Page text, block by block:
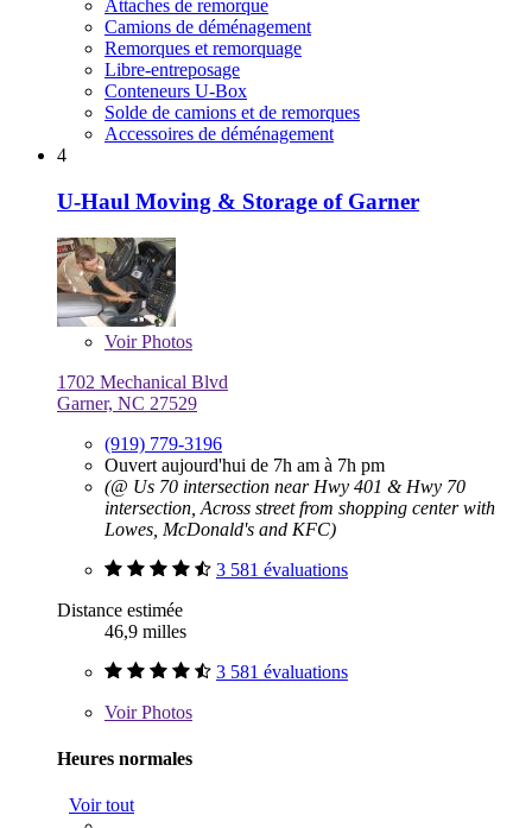
Attaches de remorque
Camions de déménagement
Remorques et remorquage
Libre-entreposage
Conteneurs U-Box
Solde de camions et de remorques
Accessoires de déménagement
4
U-Haul Moving & Storage of Garner
VoirPhotos
1702 Mechanical Blvd
Garner, NC 27529
(919) 779-3196
Ouvert aujourd'hui de 7h am à 7h pm
(@ Us 70 intersection near Hwy 401 & Hwy 70
intersection, Across street from shopping center with
Lowes, McDonald's and KFC)
3 581 évaluations
Distance estimée
46,9 milles
3 581 évaluations
VoirPhotos
Heures normales
Voir tout